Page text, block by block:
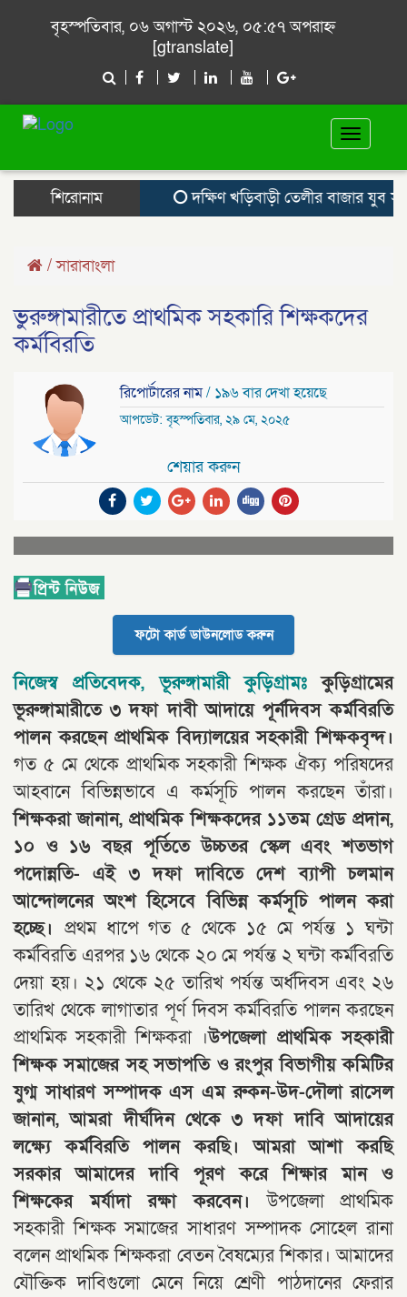
বৃহস্পতিবার, ০৬ অগাস্ট ২০২৬, ০৫:৫৭ অপরাহ্ন
[gtranslate]
Toggle
শিরোনাম
দক্ষিণ খড়িবাড়ী তেলীর বাজার যুব
/সারাবাংলা
ভুরুঙ্গামারীতে প্রাথমিক সহকারি শিক্ষকদের
কর্মবিরতি
রিপোর্টারের নাম/ ১৯৬ বার দেখা হয়েছে
আপডেট: বৃহস্পতিবার, ২৯ মে, ২০২৫
শেয়ার করুন
ফটো কার্ড ডাউনলোড করুন
নিজেস্ব প্রতিবেদক, ভূরুঙ্গামারী কুড়িগ্রামঃকুড়িগ্রামের
ভূরুঙ্গামারীতে ৩ দফা দাবী আদায়ে পূর্নদিবস কর্মবিরতি
পালন করছেন প্রাথমিক বিদ্যালয়ের সহকারী শিক্ষকবৃন্দ।
গত ৫ মে থেকে প্রাথমিক সহকারী শিক্ষক ঐক্য পরিষদের
আহবানে বিভিন্নভাবে এ কর্মসূচি পালন করছেন তাঁরা।
শিক্ষকরা জানান, প্রাথমিক শিক্ষকদের ১১তম গ্রেড প্রদান,
১০ ও ১৬ বছর পূর্তিতে উচ্চতর স্কেল এবং শতভাগ
পদোন্নতি- এই ৩ দফা দাবিতে দেশ ব্যাপী চলমান
আন্দোলনের অংশ হিসেবে বিভিন্ন কর্মসূচি পালন করা
হচ্ছে। প্রথম ধাপে গত ৫ থেকে ১৫ মে পর্যন্ত ১ ঘন্টা
কর্মবিরতি এরপর ১৬ থেকে ২০ মে পর্যন্ত ২ ঘন্টা কর্মবিরতি
দেয়া হয়। ২১ থেকে ২৫ তারিখ পর্যন্ত অর্ধদিবস এবং ২৬
তারিখ থেকে লাগাতার পূর্ণ দিবস কর্মবিরতি পালন করছেন
প্রাথমিক সহকারী শিক্ষকরা ।উপজেলা প্রাথমিক সহকারী
শিক্ষক সমাজের সহ সভাপতি ও রংপুর বিভাগীয় কমিটির
যুগ্ম সাধারণ সম্পাদক এস এম রুকন-উদ-দৌলা রাসেল
জানান, আমরা দীর্ঘদিন থেকে ৩ দফা দাবি আদায়ের
লক্ষ্যে কর্মবিরতি পালন করছি। আমরা আশা করছি
সরকার আমাদের দাবি পূরণ করে শিক্ষার মান ও
শিক্ষকের মর্যাদা রক্ষা করবেন।উপজেলা প্রাথমিক
সহকারী শিক্ষক সমাজের সাধারণ সম্পাদক সোহেল রানা
বলেন প্রাথমিক শিক্ষকরা বেতন বৈষম্যের শিকার। আমাদের
যৌক্তিক দাবিগুলো মেনে নিয়ে শ্রেণী পাঠদানের ফেরার